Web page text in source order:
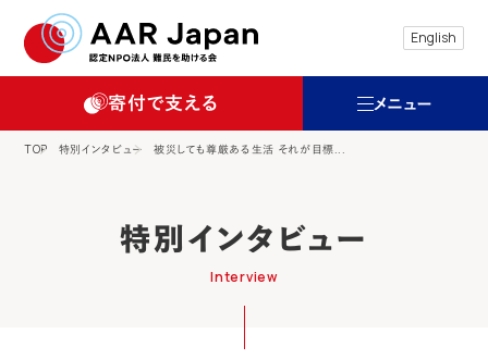
English
寄付で支える メニュー
TOP 特別インタビュー 被災しても尊厳ある生活 それが目標...
特別インタビュー
Interview